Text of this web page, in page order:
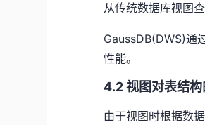
从传统数据库视图
GaussDB(DWS)通
性能。
4.2 视图对表结构
由于视图时根据数